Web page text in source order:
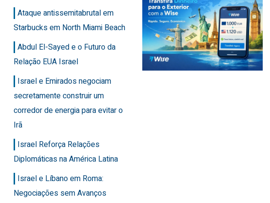
Ataque antissemitabrutal em
Starbucks em North Miami Beach
Abdul El-Sayed e o Futuro da
Relação EUA Israel
Israel e Emirados negociam
secretamente construir um
corredor de energia para evitar o
Irã
Israel Reforça Relações
Diplomáticas na América Latina
Israel e Líbano em Roma:
Negociações sem Avanços